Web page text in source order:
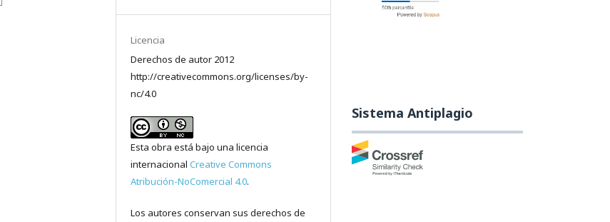
Licencia
Derechos de autor 2012
http://creativecommons.org/licenses/by-
nc/4.0
Esta obra está bajo una licencia
internacionalCreative Commons
Atribución-NoComercial 4.0.
Los autores conservan sus derechos de
Sistema Antiplagio